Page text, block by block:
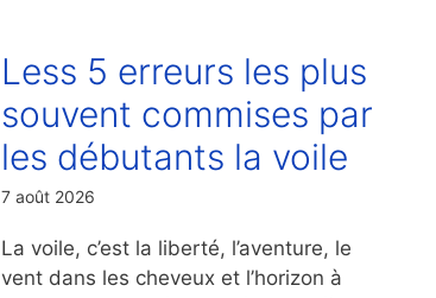
Less 5 erreurs les plus
souvent commises par
les débutants la voile
7 août 2026
La voile, c’est la liberté, l’aventure, le
vent dans les cheveux et l’horizon à